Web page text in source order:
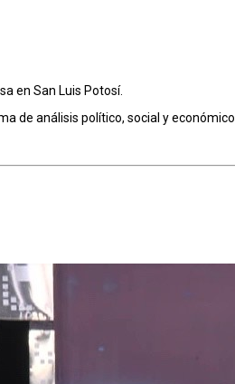
en San Luis Potosí.
de análisis político, social y económico.